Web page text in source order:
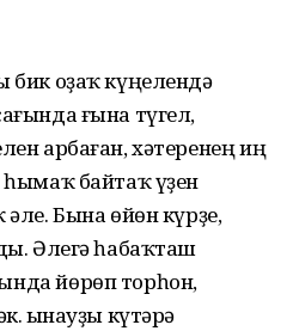
оҙаҡ күңелендә
ғына түгел,
арбаған, хәтеренең иң
байтаҡ үҙен
Бына өйөн күрҙе,
Әлегә һабаҡташ
йөрөп торһон,
Һынауҙы күтәрә